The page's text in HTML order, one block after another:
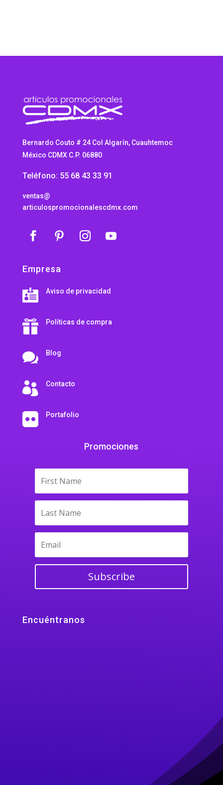
Bernardo Couto # 24 Col Algarín, Cuauhtemoc
México CDMX C.P. 06880
Teléfono: 55 68 43 33 91
ventas@
articulospromocionalescdmx.com
Empresa
 Aviso de privacidad
 Políticas de compra
 Blog
 Contacto
 Portafolio
Promociones
Subscribe
Encuéntranos